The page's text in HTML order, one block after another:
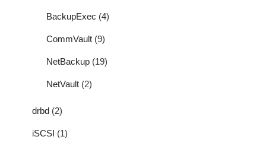
BackupExec (4)
CommVault (9)
NetBackup (19)
NetVault (2)
drbd (2)
iSCSI (1)